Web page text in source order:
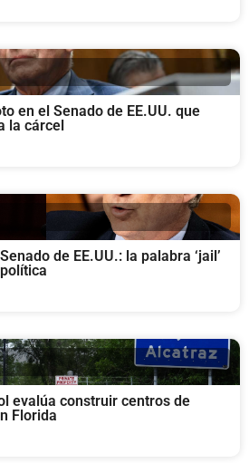
en el Senado de EE.UU. que
la cárcel
de EE.UU.: la palabra ‘jail’
evalúa construir centros de
Florida